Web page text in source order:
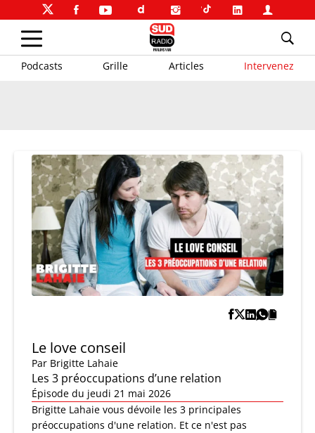
Podcasts Grille Articles Intervenez
Le love conseil
Par Brigitte Lahaie
Les 3 préoccupations d’une relation
Épisode du jeudi 21 mai 2026
Brigitte Lahaie vous dévoile les 3 principales
préoccupations d'une relation. Et ce n'est pas